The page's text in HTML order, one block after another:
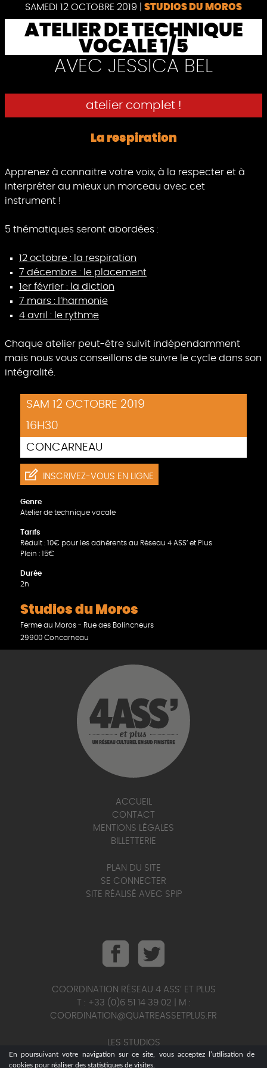
En poursuivant votre navigation sur ce site, vous acceptez l’utilisation de
cookies pour réaliser des statistiques de visites.
Pause
SAMEDI 12 OCTOBRE 2019 STUDIOS DU MOROS
ATELIER DE TECHNIQUE
VOCALE 1/5
AVEC JESSICA BEL
atelier complet !
La respiration
Apprenez à connaitre votre voix, à la respecter et à
interpréter au mieux un morceau avec cet
instrument !
5 thématiques seront abordées :
12 octobre : la respiration
7 décembre : le placement
1er février : la diction
7 mars : l’harmonie
4 avril : le rythme
Chaque atelier peut-être suivit indépendamment
mais nous vous conseillons de suivre le cycle dans son
intégralité.
SAM 12 OCTOBRE 2019
16H30
CONCARNEAU
INSCRIVEZ-VOUS EN LIGNE
Genre
Atelier de technique vocale
Tarifs
Réduit : 10€ pour les adhérents au Réseau 4 ASS’ et Plus
Plein : 15€
Durée
2h
Studios du Moros
Ferme du Moros - Rue des Bolincheurs
29900 Concarneau
ACCUEIL
CONTACT
MENTIONS LÉGALES
BILLETTERIE
PLAN DU SITE
SE CONNECTER
SITE RÉALISÉ AVEC SPIP
COORDINATION RÉSEAU 4 ASS’ ET PLUS
T : +33 (0)6 51 14 39 02 | M :
COORDINATION@QUATREASSETPLUS.FR
LES STUDIOS
T : +33 (0)6 95 25 56 75 | M :